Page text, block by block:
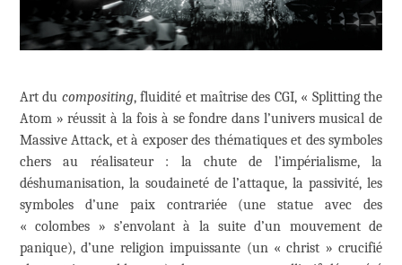
Art du compositing, fluidité et maîtrise des CGI, « Splitting the
Atom » réussit à la fois à se fondre dans l’univers musical de
Massive Attack, et à exposer des thématiques et des symboles
chers au réalisateur : la chute de l’impérialisme, la
déshumanisation, la soudaineté de l’attaque, la passivité, les
symboles d’une paix contrariée (une statue avec des
« colombes » s’envolant à la suite d’un mouvement de
panique), d’une religion impuissante (un « christ » crucifié